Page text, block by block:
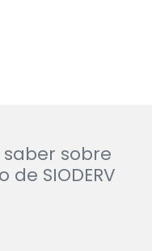
sobre
SIODERV